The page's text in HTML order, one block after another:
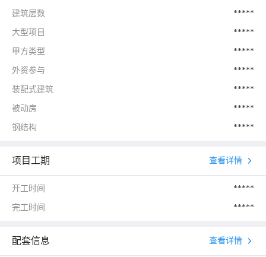
建筑层数 *****
大型项目 *****
甲方类型 *****
外资参与 *****
装配式建筑 *****
被动房 *****
钢结构 *****
项目工期 查看详情
开工时间 *****
完工时间 *****
配套信息 查看详情